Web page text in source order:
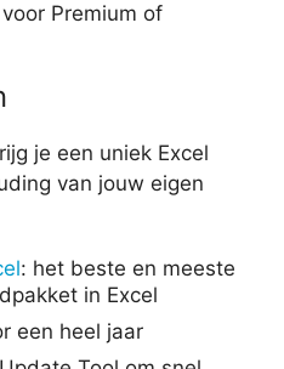
Premium of
je een uniek Excel
van jouw eigen
: het beste en meeste
in Excel
een heel jaar